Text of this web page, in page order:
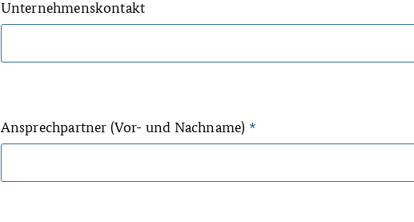
Unternehmenskontakt
Ansprechpartner (Vor- und Nachname) *